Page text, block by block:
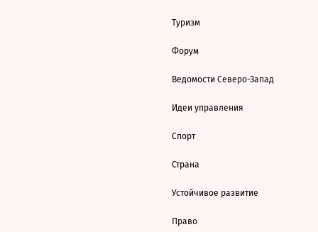
Туризм
Форум
Ведомости Северо-Запад
Идеи управления
Спорт
Страна
Устойчивое развитие
Право